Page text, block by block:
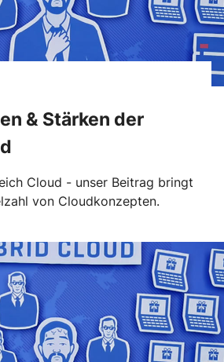
& Stärken der
Cloud - unser Beitrag bringt
von Cloudkonzepten.